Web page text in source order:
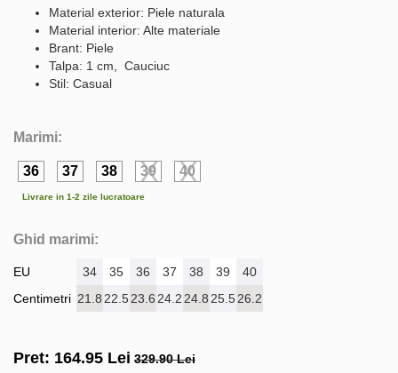
Material exterior: Piele naturala
Material interior: Alte materiale
Brant: Piele
Talpa: 1 cm, Cauciuc
Stil: Casual
Marimi:
36 37 38 39 40
Livrare in 1-2 zile lucratoare
Ghid marimi:
EU
Centimetri
34 35 36 37 38 39
40
21.8 22.523.6 24.2 24.8 25.526.2
Pret: 164.95 Lei 329.90 Lei